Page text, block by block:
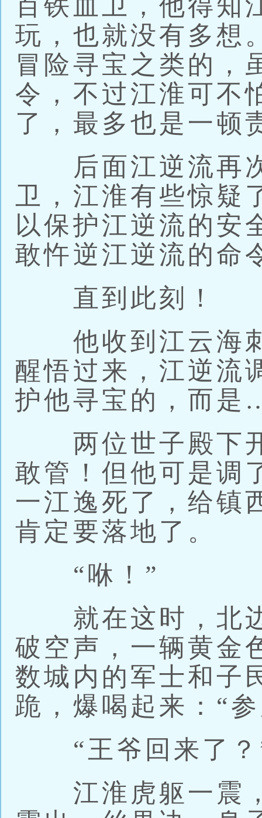
百铁血卫，他得知
玩，也就没有多
冒险寻宝之类的，
令，不过江淮可不
了，最多也是一顿
后面江逆流再次
卫，江淮有些惊疑
以保护江逆流的安
敢忤逆江逆流的命
直到此刻！
他收到江云海刺
醒悟过来，江逆流
护他寻宝的，而
两位世子殿下开
敢管！但他可是调
一江逸死了，给镇
肯定要落地了。
“咻！”
就在这时，北边
破空声，一辆黄金
数城内的军士和子
跪，爆喝起来：“
“王爷回来了？
江淮虎躯一震，